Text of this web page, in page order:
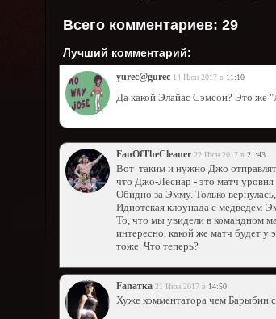
Всего комментариев: 29
Лучший комментарий:
yurec@gurec 14 Июн 2017 в 11:10
Да какой Элайас Сэмсон? Это же
FanOfTheCleaner 22 Июн 2017 в 21:43
Вот таким и нужно Джо
что Джо-Леснар - это матч
Обидно за Эмму. Только
Идиотская клоунада с медведем-
То, что мы увидели в командном
интересно, какой же матч будет
тоже. Что теперь?
Fanатка 21 Июн 2017 в 14:50
Хуже комментатора чем Барыбин